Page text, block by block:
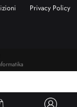
Privacy Policy